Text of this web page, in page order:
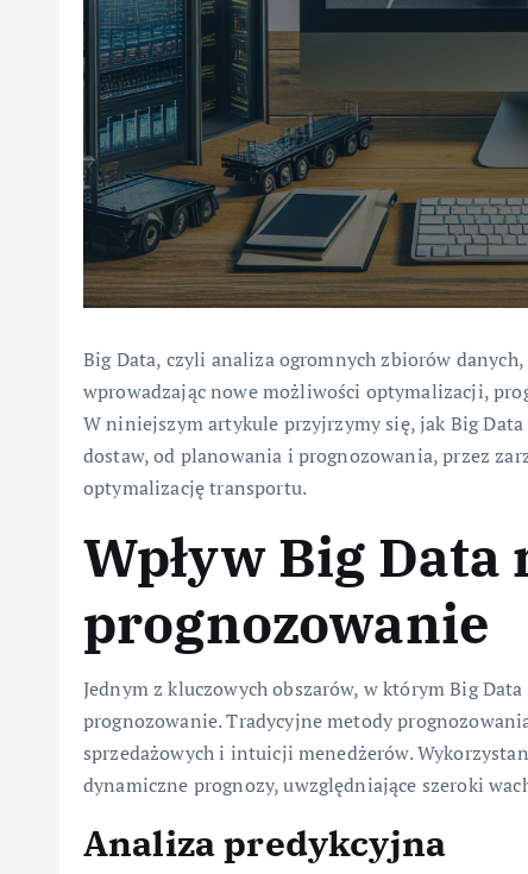
Big Data, czyli analiza ogromnych zbiorów
wprowadzając nowe możliwości optymalizacji,
W niniejszym artykule przyjrzymy się, jak Big Data
dostaw, od planowania i prognozowania, przez
optymalizację transportu.
Wpływ Big
prognozowanie
Jednym z kluczowych obszarów, w którym Big
prognozowanie. Tradycyjne metody
sprzedażowych i intuicji menedżerów.
dynamiczne prognozy, uwzględniające szeroki
Analiza predykcyjna